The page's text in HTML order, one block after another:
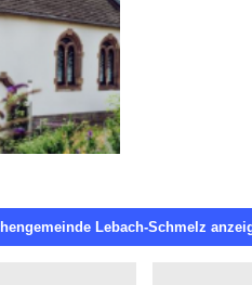
Lebach-Schmelz